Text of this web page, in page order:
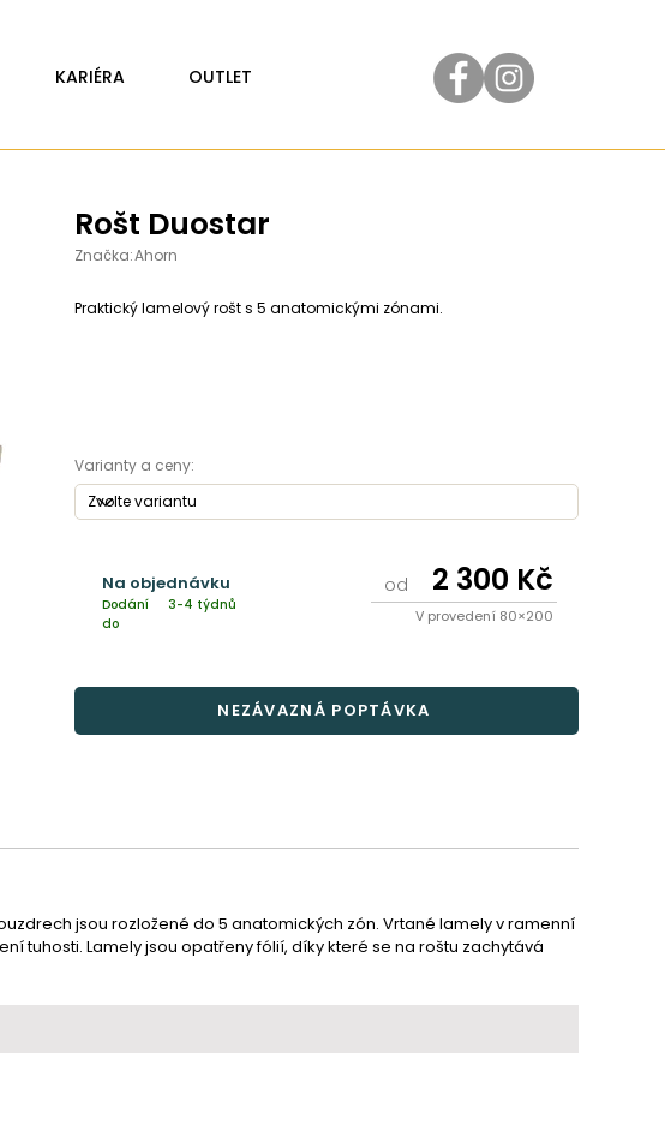
KARIÉRA OUTLET
Rošt Duostar
Značka:Ahorn
Praktický lamelový rošt s 5 anatomickými zónami.
Varianty a ceny:
Na objednávku
Dodání
do
3-4 týdnů
od 2 300 Kč
V provedení 80×200
NEZÁVAZNÁ POPTÁVKA
jsou rozložené do 5 anatomických zón. Vrtané lamely v ramenní
tuhosti. Lamely jsou opatřeny fólií, díky které se na roštu zachytává